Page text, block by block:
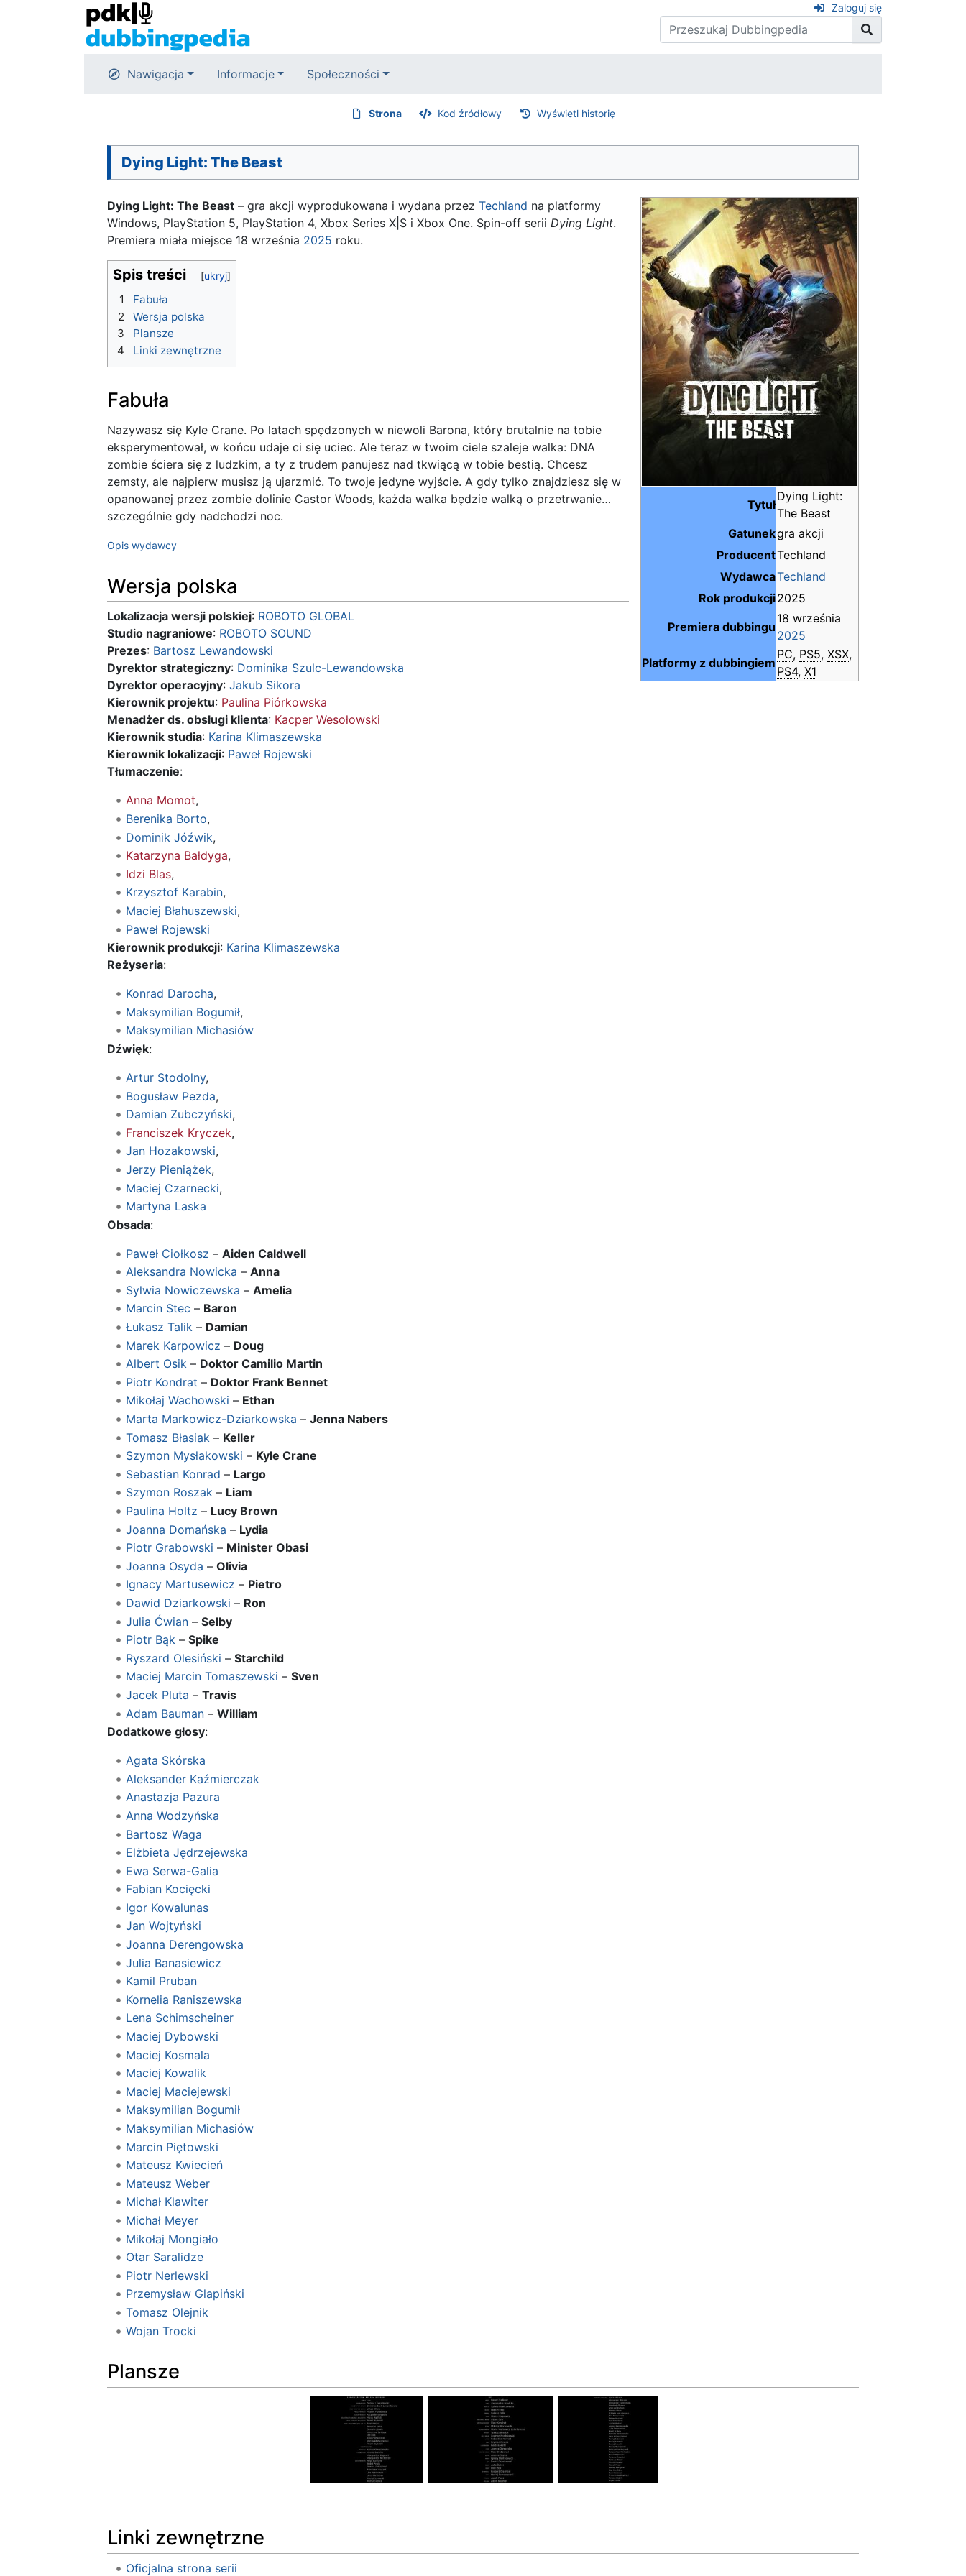
Zaloguj się
Nawigacja Informacje Społeczności
Strona Kod źródłowy Wyświetl historię
Dying Light: The Beast
Tytuł
Dying Light:
The Beast
Gatunekgra akcji
ProducentTechland
WydawcaTechland
Rok produkcji2025
Premiera dubbingu
18 września
2025
Platformy z dubbingiem
PC, PS5, XSX,
PS4, X1
Dying Light: The Beast – gra akcji wyprodukowana i wydana przez Techland na platformy
Windows, PlayStation 5, PlayStation 4, Xbox Series X|S i Xbox One. Spin-off serii Dying Light.
Premiera miała miejsce 18 września 2025 roku.
Spis treści
1
Fabuła
2
Wersja polska
3
Plansze
4
Linki zewnętrzne
Fabuła
Nazywasz się Kyle Crane. Po latach spędzonych w niewoli Barona, który brutalnie na tobie
eksperymentował, w końcu udaje ci się uciec. Ale teraz w twoim ciele szaleje walka: DNA
zombie ściera się z ludzkim, a ty z trudem panujesz nad tkwiącą w tobie bestią. Chcesz
zemsty, ale najpierw musisz ją ujarzmić. To twoje jedyne wyjście. A gdy tylko znajdziesz się w
opanowanej przez zombie dolinie Castor Woods, każda walka będzie walką o przetrwanie…
szczególnie gdy nadchodzi noc.
Opis wydawcy
Wersja polska
Lokalizacja wersji polskiej: ROBOTO GLOBAL
Studio nagraniowe: ROBOTO SOUND
Prezes: Bartosz Lewandowski
Dyrektor strategiczny: Dominika Szulc-Lewandowska
Dyrektor operacyjny: Jakub Sikora
Kierownik projektu: Paulina Piórkowska
Menadżer ds. obsługi klienta: Kacper Wesołowski
Kierownik studia: Karina Klimaszewska
Kierownik lokalizacji: Paweł Rojewski
Tłumaczenie:
Anna Momot,
Berenika Borto,
Dominik Jóźwik,
Katarzyna Bałdyga,
Idzi Blas,
Krzysztof Karabin,
Maciej Błahuszewski,
Paweł Rojewski
Kierownik produkcji: Karina Klimaszewska
Reżyseria:
Konrad Darocha,
Maksymilian Bogumił,
Maksymilian Michasiów
Dźwięk:
Artur Stodolny,
Bogusław Pezda,
Damian Zubczyński,
Franciszek Kryczek,
Jan Hozakowski,
Jerzy Pieniążek,
Maciej Czarnecki,
Martyna Laska
Obsada:
Paweł Ciołkosz – Aiden Caldwell
Aleksandra Nowicka – Anna
Sylwia Nowiczewska – Amelia
Marcin Stec – Baron
Łukasz Talik– Damian
Marek Karpowicz – Doug
Albert Osik– Doktor Camilio Martin
Piotr Kondrat – Doktor Frank Bennet
Mikołaj Wachowski – Ethan
Marta Markowicz-Dziarkowska – Jenna Nabers
Tomasz Błasiak – Keller
Szymon Mysłakowski – Kyle Crane
Sebastian Konrad – Largo
Szymon Roszak– Liam
Paulina Holtz – Lucy Brown
Joanna Domańska – Lydia
Piotr Grabowski – Minister Obasi
Joanna Osyda – Olivia
Ignacy Martusewicz – Pietro
Dawid Dziarkowski – Ron
Julia Ćwian– Selby
Piotr Bąk– Spike
Ryszard Olesiński – Starchild
Maciej Marcin Tomaszewski – Sven
Jacek Pluta – Travis
Adam Bauman– William
Dodatkowe głosy:
Agata Skórska
Aleksander Kaźmierczak
Anastazja Pazura
Anna Wodzyńska
Bartosz Waga
Elżbieta Jędrzejewska
Ewa Serwa-Galia
Fabian Kocięcki
Igor Kowalunas
Jan Wojtyński
Joanna Derengowska
Julia Banasiewicz
Kamil Pruban
Kornelia Raniszewska
Lena Schimscheiner
Maciej Dybowski
Maciej Kosmala
Maciej Kowalik
Maciej Maciejewski
Maksymilian Bogumił
Maksymilian Michasiów
Marcin Piętowski
Mateusz Kwiecień
Mateusz Weber
Michał Klawiter
Michał Meyer
Mikołaj Mongiało
Otar Saralidze
Piotr Nerlewski
Przemysław Glapiński
Tomasz Olejnik
Wojan Trocki
Plansze
Linki zewnętrzne
Oficjalna strona serii